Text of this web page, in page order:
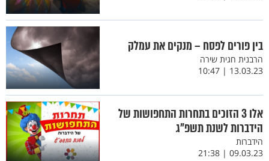
בין פורים לפסח – מנקים את עמלק
הרבנית חגית שירה
13.03.23 | 10:47
אלו 3 הזוכים בתחרות התחפושות של
הידברות לשנת תשפ"ג
הידברות
09.03.23 | 21:38